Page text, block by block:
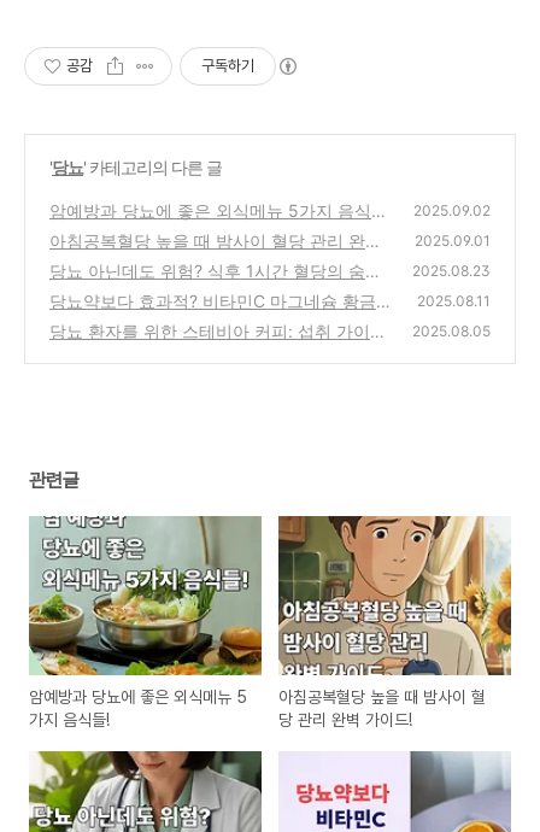
공감 구독하기
'당뇨' 카테고리의 다른 글
암예방과 당뇨에 좋은 외식메뉴 5가지 음식들!
(0)
2025.09.02
아침공복혈당 높을 때 밤사이 혈당 관리 완벽
가이드!
(0)
2025.09.01
당뇨 아닌데도 위험? 식후 1시간 혈당의 숨겨
진 비밀!
(0)
2025.08.23
당뇨약보다 효과적? 비타민C 마그네슘 황금조
합!
(0)
2025.08.11
당뇨 환자를 위한 스테비아 커피: 섭취 가이드
2025.08.05
관련글
암예방과 당뇨에 좋은 외식메뉴 5
가지 음식들!
아침공복혈당 높을 때 밤사이 혈
당 관리 완벽 가이드!